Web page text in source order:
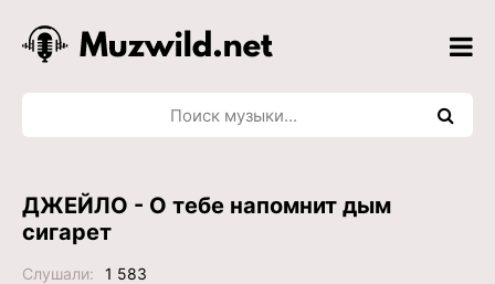
ДЖЕЙЛО - О тебе напомнит дым
сигарет
Слушали:
1 583